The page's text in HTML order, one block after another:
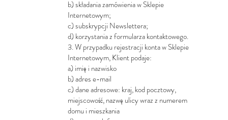
b) składania zamówienia w Sklepie
Internetowym;
c) subskrypcji Newslettera;
d) korzystania z formularza kontaktowego.
3. W przypadku rejestracji konta w Sklepie
Internetowym, Klient podaje:
a) imię i nazwisko
b) adres e-mail
c) dane adresowe: kraj, kod pocztowy,
miejscowość, nazwę ulicy wraz z numerem
domu i mieszkania